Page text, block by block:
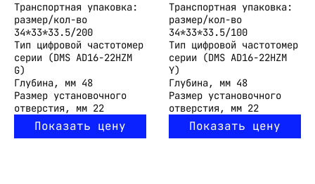
Транспортная упаковка:
размер/кол-во
34*33*33.5/200
Тип цифровой частотомер
серии (DMS AD16-22HZM
G)
Глубина, мм 48
Размер установочного
отверстия, мм 22
Показать цену
Транспортная упаковка:
размер/кол-во
34*33*33.5/100
Тип цифровой частотомер
серии (DMS AD16-22HZM
Y)
Глубина, мм 48
Размер установочного
отверстия, мм 22
Показать цену